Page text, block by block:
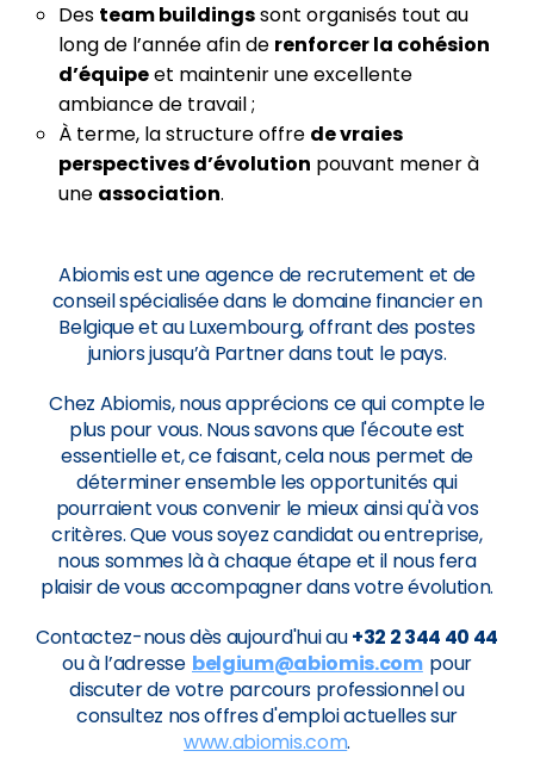
Des team buildingssont organisés tout au
long de l’année afin de renforcer la cohésion
d’équipeet maintenir une excellente
ambiance de travail ;
À terme, la structure offre de vraies
perspectives d’évolution pouvant mener à
une association.
Abiomis est une agence de recrutement et de
conseil spécialisée dans le domaine financier en
Belgique et au Luxembourg, offrant des postes
juniors jusqu’à Partner dans tout le pays.
Chez Abiomis, nous apprécions ce qui compte le
plus pour vous. Nous savons que l'écoute est
essentielle et, ce faisant, cela nous permet de
déterminer ensemble les opportunités qui
pourraient vous convenir le mieux ainsi qu'à vos
critères. Que vous soyez candidat ou entreprise,
nous sommes là à chaque étape et il nous fera
plaisir de vous accompagner dans votre évolution.
Contactez-nous dès aujourd'hui au+32 2 344 40 44
ou à l’adresse belgium@abiomis.com pour
discuter de votre parcours professionnel ou
consultez nos offres d'emploi actuelles sur
www.abiomis.com.